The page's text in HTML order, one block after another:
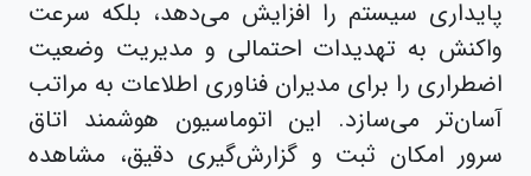
پایداری سیستم را افزایش می‌دهد، بلکه سرعت
واکنش به تهدیدات احتمالی و مدیریت وضعیت
اضطراری را برای مدیران فناوری اطلاعات به مراتب
آسان‌تر می‌سازد. این اتوماسیون هوشمند اتاق
سرور امکان ثبت و گزارش‌گیری دقیق، مشاهده